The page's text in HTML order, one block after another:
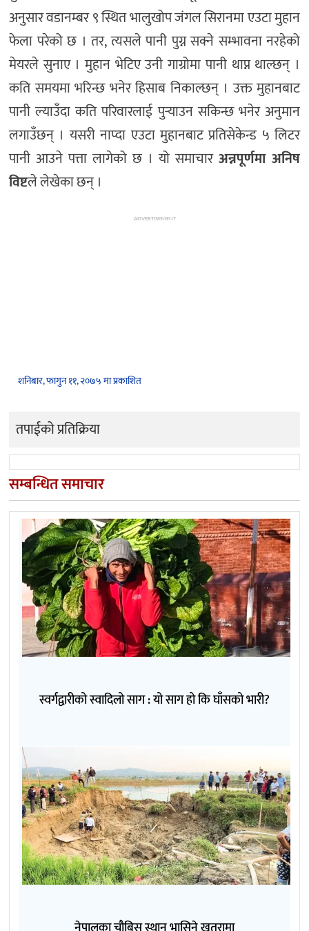
अनुसार वडानम्बर ९ स्थित भालुखोप जंगल सिरानमा एउटा मुहान
फेला परेको छ । तर, त्यसले पानी पुग्न सक्ने सम्भावना नरहेको
मेयरले सुनाए । मुहान भेटिए उनी गाग्रोमा पानी थाप्न थाल्छन् ।
कति समयमा भरिन्छ भनेर हिसाब निकाल्छन् । उक्त मुहानबाट
पानी ल्याउँदा कति परिवारलाई पुर्‍याउन सकिन्छ भनेर अनुमान
लगाउँछन् । यसरी नाप्दा एउटा मुहानबाट प्रतिसेकेन्ड ५ लिटर
पानी आउने पत्ता लागेको छ । यो समाचार अन्नपूर्णमा अनिष
विष्टले लेखेका छन् ।
ADVERTISEMENT
शनिबार, फागुन ११, २०७५ मा प्रकाशित
तपाईको प्रतिक्रिया
सम्बन्धित समाचार
स्वर्गद्वारीको स्वादिलो साग : यो साग हो कि घाँसको भारी?